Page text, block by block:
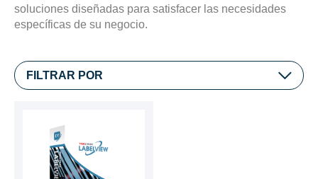
soluciones diseñadas para satisfacer las necesidades
específicas de su negocio.
FILTRAR POR